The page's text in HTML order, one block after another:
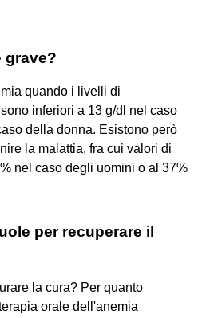
grave?
quando i livelli di
inferiori a 13 g/dl nel caso
della donna. Esistono però
la malattia, fra cui valori di
nel caso degli uomini o al 37%
per recuperare il
la cura? Per quanto
orale dell'anemia